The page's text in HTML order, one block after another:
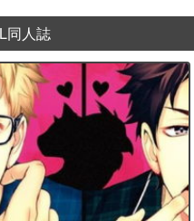
同人誌